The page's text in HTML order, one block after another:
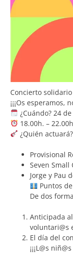
Concierto solidario
¡¡¡Os esperamos,
¿Cuándo? 24
18.00h. –
¿Quién actuará?
Provisional
Seven Small
Jorge y Pau
Puntos
De dos
Anticipada
voluntari@s
El día del
¡¡¡L@s